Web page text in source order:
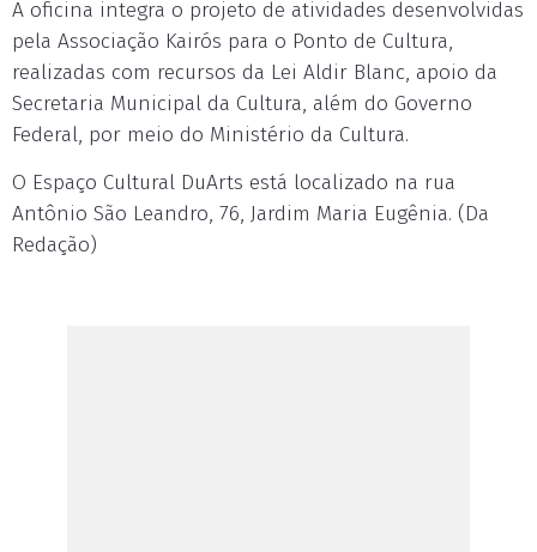
A oficina integra o projeto de atividades desenvolvidas
pela Associação Kairós para o Ponto de Cultura,
realizadas com recursos da Lei Aldir Blanc, apoio da
Secretaria Municipal da Cultura, além do Governo
Federal, por meio do Ministério da Cultura.
O Espaço Cultural DuArts está localizado na rua
Antônio São Leandro, 76, Jardim Maria Eugênia. (Da
Redação)